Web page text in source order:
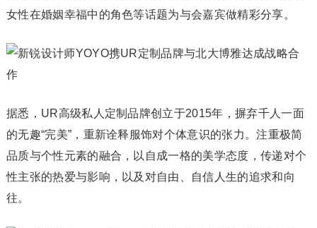
女性在婚姻幸福中的角色等话题为与会嘉宾做精彩分享。
据悉，UR高级私人定制品牌创立于2015年，摒弃千人一面
的无趣“完美”，重新诠释服饰对个体意识的张力。注重极简
品质与个性元素的融合，以自成一格的美学态度，传递对个
性主张的热爱与影响，以及对自由、自信人生的追求和向
往。